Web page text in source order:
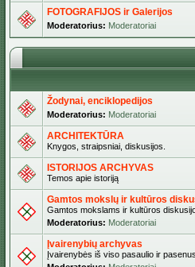
FOTOGRAFIJOS ir Galerijos
Moderatorius: Moderatoriai
Žodynai, enciklopedijos
Moderatorius: Moderatoriai
ARCHITEKTŪRA
Knygos, straipsniai, diskusijos.
ISTORIJOS ARCHYVAS
Temos apie istoriją
Gamtos mokslų ir kultūros
Gamtos mokslams ir kultūros
Moderatorius: Moderatoriai
Įvairenybių archyvas
Įvairenybės iš viso pasaulio ir